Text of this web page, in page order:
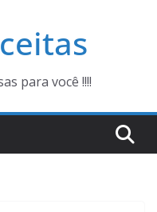
para você !!!!